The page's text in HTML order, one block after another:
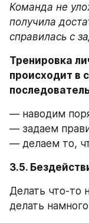
Команда не
получила
справилась с
Тренировка
происходит в
— наводим
— задаем
— делаем то,
3.5.
Делать что-то
делать